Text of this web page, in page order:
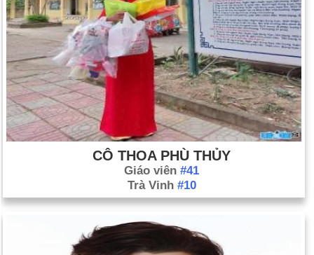
CÔ THOA PHÙ THỦY
Giáo viên #41
Trà Vinh #10